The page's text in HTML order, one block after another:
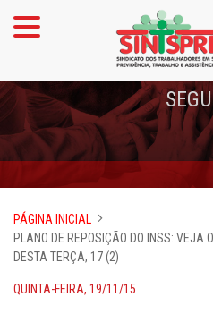
PÁGINA INICIAL
PLANO DE REPOSIÇÃO DO INSS: VEJA
DESTA TERÇA, 17 (2)
QUINTA-FEIRA, 19/11/15